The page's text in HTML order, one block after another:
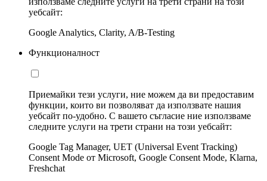
уебсайт:
Google Analytics, Clarity, A/B-Testing
Функционалност
Приемайки тези услуги, ние можем да ви предоставим
функции, които ви позволяват да използвате нашия
уебсайт по-удобно. С вашето съгласие ние използваме
следните услуги на трети страни на този уебсайт:
Google Tag Manager, UET (Universal Event Tracking)
Consent Mode от Microsoft, Google Consent Mode, Klarna,
Freshchat